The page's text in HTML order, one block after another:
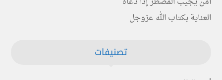
العناية بكتاب الله عزوجل
تصنيفات